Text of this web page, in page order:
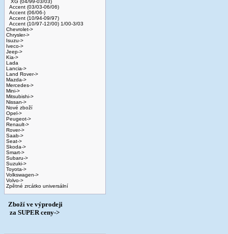
XG (04/99-03/03)
Accent (03/03-06/06)
Accent (06/06-)
Accent (10/94-09/97)
Accent (10/97-12/00) 1/00-3/03
Chevrolet->
Chrysler->
Isuzu->
Iveco->
Jeep->
Kia->
Lada
Lancia->
Land Rover->
Mazda->
Mercedes->
Mini->
Mitsubishi->
Nissan->
Nové zboží
Opel->
Peugeot->
Renault->
Rover->
Saab->
Seat->
Skoda->
Smart->
Subaru->
Suzuki->
Toyota->
Volkswagen->
Volvo->
Zpětné zrcátko universální
Zboží ve výprodeji
­ za SUPER ceny->